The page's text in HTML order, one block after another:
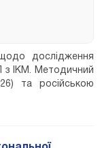
дослідження
з ІКМ. Методичний
та російською